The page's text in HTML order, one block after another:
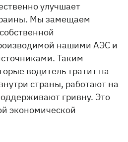
улучшает
Мы замещаем
нашими АЭС и
Таким
водитель тратит на
страны, работают на
гривну. Это
экономической